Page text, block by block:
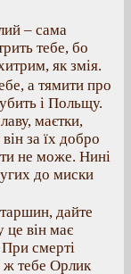
– сама
тебе, бо
як змія.
а тямити про
і Польщу.
маєтки,
за їх добро
не може. Нині
до миски
дайте
це він має
смерті
ж тебе Орлик